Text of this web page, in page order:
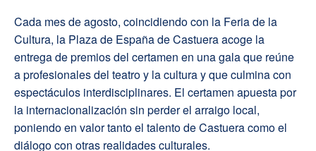
Cada mes de agosto, coincidiendo con la Feria de la
Cultura, la Plaza de España de Castuera acoge la
entrega de premios del certamen en una gala que reúne
a profesionales del teatro y la cultura y que culmina con
espectáculos interdisciplinares. El certamen apuesta por
la internacionalización sin perder el arraigo local,
poniendo en valor tanto el talento de Castuera como el
diálogo con otras realidades culturales.